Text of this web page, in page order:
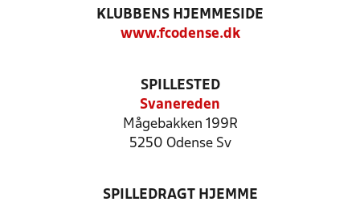
KLUBBENS HJEMMESIDE
www.fcodense.dk
SPILLESTED
Svanereden
Mågebakken 199R
5250 Odense Sv
SPILLEDRAGT HJEMME